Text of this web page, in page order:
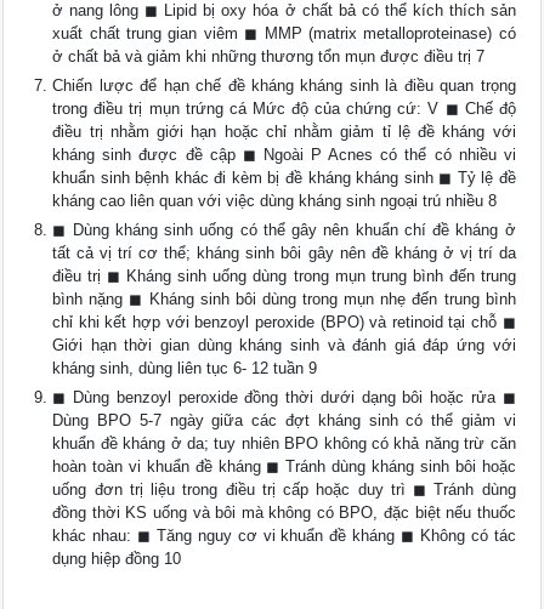
ở nang lông ◼ Lipid bị oxy hóa ở chất bả có thể kích thích sản
xuất chất trung gian viêm ◼ MMP (matrix metalloproteinase) có
ở chất bả và giảm khi những thương tổn mụn được điều trị 7
Chiến lược để hạn chế đề kháng kháng sinh là điều quan trọng
trong điều trị mụn trứng cá Mức độ của chứng cứ: V ◼ Chế độ
điều trị nhằm giới hạn hoặc chỉ nhằm giảm tỉ lệ đề kháng với
kháng sinh được đề cập ◼ Ngoài P Acnes có thể có nhiều vi
khuẩn sinh bệnh khác đi kèm bị đề kháng kháng sinh ◼ Tỷ lệ đề
kháng cao liên quan với việc dùng kháng sinh ngoại trú nhiều 8
◼ Dùng kháng sinh uống có thể gây nên khuẩn chí đề kháng ở
tất cả vị trí cơ thể; kháng sinh bôi gây nên đề kháng ở vị trí da
điều trị ◼ Kháng sinh uống dùng trong mụn trung bình đến trung
bình nặng ◼ Kháng sinh bôi dùng trong mụn nhẹ đến trung bình
chỉ khi kết hợp với benzoyl peroxide (BPO) và retinoid tại chỗ ◼
Giới hạn thời gian dùng kháng sinh và đánh giá đáp ứng với
kháng sinh, dùng liên tục 6- 12 tuần 9
◼ Dùng benzoyl peroxide đồng thời dưới dạng bôi hoặc rửa ◼
Dùng BPO 5-7 ngày giữa các đợt kháng sinh có thể giảm vi
khuẩn đề kháng ở da; tuy nhiên BPO không có khả năng trừ căn
hoàn toàn vi khuẩn đề kháng ◼ Tránh dùng kháng sinh bôi hoặc
uống đơn trị liệu trong điều trị cấp hoặc duy trì ◼ Tránh dùng
đồng thời KS uống và bôi mà không có BPO, đặc biệt nếu thuốc
khác nhau: ◼ Tăng nguy cơ vi khuẩn đề kháng ◼ Không có tác
dụng hiệp đồng 10